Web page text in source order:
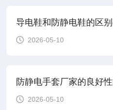
导电鞋和防静电鞋的区
2026-05-10
防静电手套厂家的良好
2026-05-10